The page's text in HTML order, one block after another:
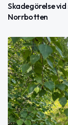
Skadegörelse
Norrbotten